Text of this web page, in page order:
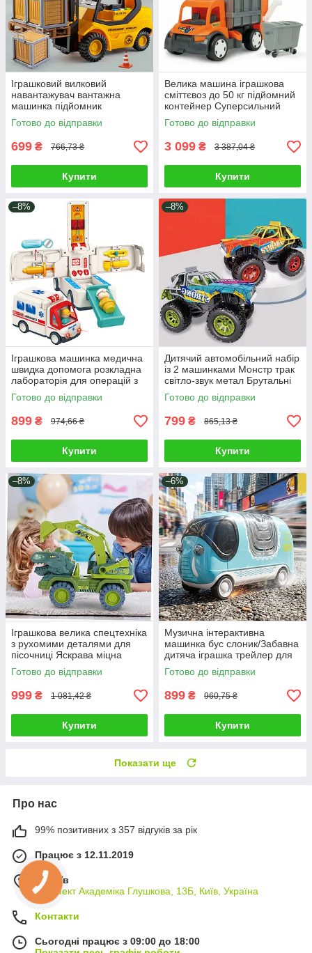
Іграшковий вилковий
навантажувач вантажна
машинка підйомник
штабелер для ігор у
будівельника 2 види аксесуар
Готово до відправки
699 ₴ 766,73 ₴
Купити
Велика машина іграшкова
сміттєвоз до 50 кг підйомний
контейнер Суперсильний
міцний гігант для вивезення
сміття
Готово до відправки
3 099 ₴ 3 387,04 ₴
Купити
–8%
Іграшкова машинка медична
швидка допомога розкладна
лабораторія для операцій з
фігурками лікарів Світло звук
Готово до відправки
899 ₴ 974,66 ₴
Купити
–8%
Дитячий автомобільний набір
із 2 машинками Монстр трак
світло-звук метал Брутальні
іграшки для розвитку
моторики
Готово до відправки
799 ₴ 865,13 ₴
Купити
–8%
Іграшкова велика спецтехніка
з рухомими деталями для
пісочниці Яскрава міцна
машинка динозавр 44 см для
дітей
Готово до відправки
999 ₴ 1 081,42 ₴
Купити
–6%
Музична інтерактивна
машинка бус слоник/Забавна
дитяча іграшка трейлер для
раннього розвитку звук
транспорту світло 2 режими
Готово до відправки
899 ₴ 960,75 ₴
Купити
Показати ще
Про нас
99% позитивних з 357 відгуків за рік
Працює з 12.11.2019
м. Київ
проспект Академіка Глушкова, 13Б, Київ, Україна
Контакти
Сьогодні працює з 09:00 до 18:00